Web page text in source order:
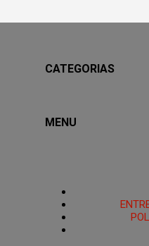
CATEGORIAS
MENU